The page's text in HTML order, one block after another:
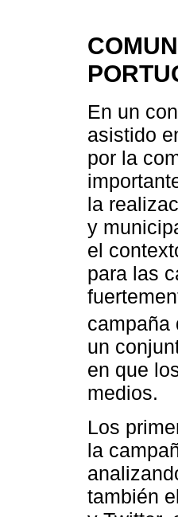
En un
asistido
por la
la
y
el
para las
campaña
un
en que
medios.
Los
la
también